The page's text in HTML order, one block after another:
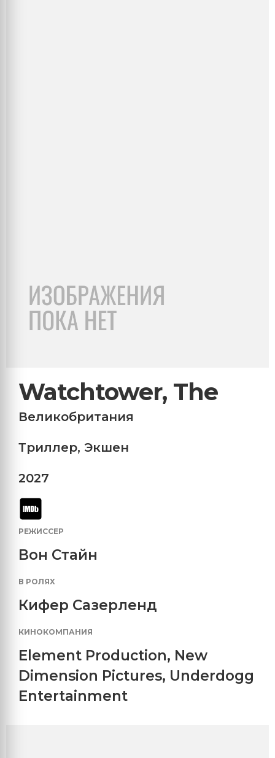
Watchtower, The
Великобритания
Триллер, Экшен
2027
РЕЖИССЕР
Вон Стайн
В РОЛЯХ
Кифер Сазерленд
КИНОКОМПАНИЯ
Element Production, New
Dimension Pictures, Underdogg
Entertainment